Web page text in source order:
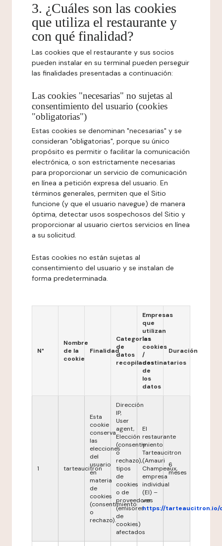
3. ¿Cuáles son las cookies
que utiliza el restaurante y
con qué finalidad?
Las cookies que el restaurante y sus socios
pueden instalar en su terminal pueden perseguir
las finalidades presentadas a continuación:
Las cookies "necesarias" no sujetas al
consentimiento del usuario (cookies
"obligatorias")
Estas cookies se denominan "necesarias" y se
consideran "obligatorias", porque su único
propósito es permitir o facilitar la comunicación
electrónica, o son estrictamente necesarias
para proporcionar un servicio de comunicación
en línea a petición expresa del usuario. En
términos generales, permiten que el Sitio
funcione (y que el usuario navegue) de manera
óptima, detectar usos sospechosos del Sitio y
proporcionar al usuario ciertos servicios en línea
a su solicitud.
Estas cookies no están sujetas al
consentimiento del usuario y se instalan de
forma predeterminada.
N°
Nombre
de la
cookie
Finalidad
Categorías
de
datos
recopilados
Empresas
que
utilizan
las
cookies
/
destinatarios
de
los
datos
Duración
1 tarteaucitron
Esta
cookie
conserva
las
elecciones
del
usuario
en
materia
de
cookies
(consentimiento
o
rechazo).
Dirección
IP,
User
agent,
Elección
(consentimiento
o
rechazo),
tipos
de
cookies
o de
proveedores
(emisores
de
cookies)
afectados
El
restaurante
y
Tarteaucitron
(Amauri
Champeaux,
empresa
individual
(EI) –
ver
https://tarteaucitron.io/
6
meses